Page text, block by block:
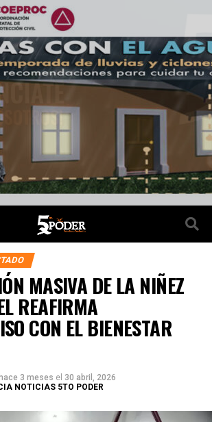
MASIVA DE LA NIÑEZ
REAFIRMA
CON EL BIENESTAR
hace 3 meses el 30 abril, 2026
NOTICIAS 5TO PODER